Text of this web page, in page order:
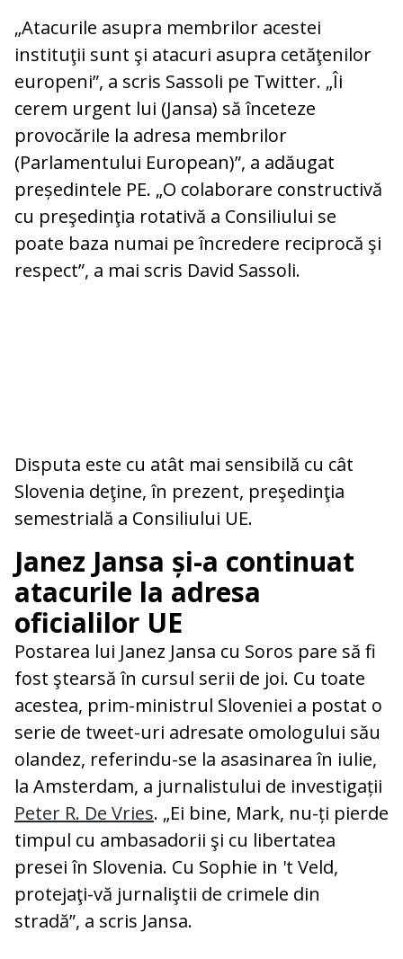
„Atacurile asupra membrilor acestei
instituţii sunt şi atacuri asupra cetăţenilor
europeni”, a scris Sassoli pe Twitter. „Îi
cerem urgent lui (Jansa) să înceteze
provocările la adresa membrilor
(Parlamentului European)”, a adăugat
președintele PE. „O colaborare constructivă
cu preşedinţia rotativă a Consiliului se
poate baza numai pe încredere reciprocă şi
respect”, a mai scris David Sassoli.
Disputa este cu atât mai sensibilă cu cât
Slovenia deţine, în prezent, preşedinţia
semestrială a Consiliului UE.
Janez Jansa și-a continuat
atacurile la adresa
oficialilor UE
Postarea lui Janez Jansa cu Soros pare să fi
fost ştearsă în cursul serii de joi. Cu toate
acestea, prim-ministrul Sloveniei a postat o
serie de tweet-uri adresate omologului său
olandez, referindu-se la asasinarea în iulie,
la Amsterdam, a jurnalistului de investigații
Peter R. De Vries. „Ei bine, Mark, nu-ți pierde
timpul cu ambasadorii şi cu libertatea
presei în Slovenia. Cu Sophie in 't Veld,
protejaţi-vă jurnaliştii de crimele din
stradă”, a scris Jansa.